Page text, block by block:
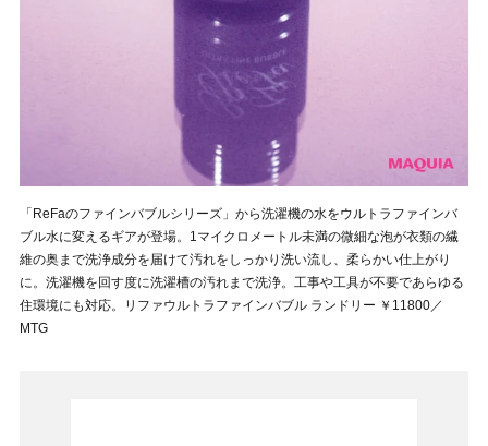
「ReFaのファインバブルシリーズ」から洗濯機の水をウルトラファインバ
ブル水に変えるギアが登場。1マイクロメートル未満の微細な泡が衣類の繊
維の奥まで洗浄成分を届けて汚れをしっかり洗い流し、柔らかい仕上がり
に。洗濯機を回す度に洗濯槽の汚れまで洗浄。工事や工具が不要であらゆる
住環境にも対応。リファウルトラファインバブル ランドリー ￥11800／
MTG